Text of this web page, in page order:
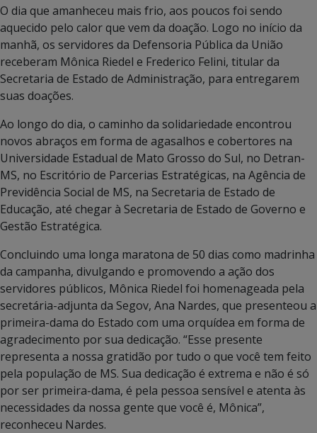
O dia que amanheceu mais frio, aos poucos foi sendo
aquecido pelo calor que vem da doação. Logo no início da
manhã, os servidores da Defensoria Pública da União
receberam Mônica Riedel e Frederico Felini, titular da
Secretaria de Estado de Administração, para entregarem
suas doações.
Ao longo do dia, o caminho da solidariedade encontrou
novos abraços em forma de agasalhos e cobertores na
Universidade Estadual de Mato Grosso do Sul, no Detran-
MS, no Escritório de Parcerias Estratégicas, na Agência de
Previdência Social de MS, na Secretaria de Estado de
Educação, até chegar à Secretaria de Estado de Governo e
Gestão Estratégica.
Concluindo uma longa maratona de 50 dias como madrinha
da campanha, divulgando e promovendo a ação dos
servidores públicos, Mônica Riedel foi homenageada pela
secretária-adjunta da Segov, Ana Nardes, que presenteou a
primeira-dama do Estado com uma orquídea em forma de
agradecimento por sua dedicação. “Esse presente
representa a nossa gratidão por tudo o que você tem feito
pela população de MS. Sua dedicação é extrema e não é só
por ser primeira-dama, é pela pessoa sensível e atenta às
necessidades da nossa gente que você é, Mônica”,
reconheceu Nardes.